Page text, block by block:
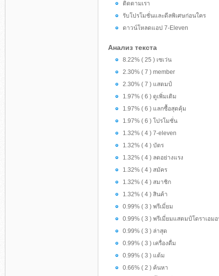
ติดตามเรา
รับโปรโมชั่นและดีลพิเศษก่อนใคร
ดาวน์โหลดแอป 7-Eleven
Анализ текста
8.22% ( 25 ) เซเว่น
2.30% ( 7 ) member
2.30% ( 7 ) แสตมป์
1.97% ( 6 ) ดูเพิ่มเติม
1.97% ( 6 ) แลกซื้อสุดคุ้ม
1.97% ( 6 ) โปรโมชั่น
1.32% ( 4 ) 7-eleven
1.32% ( 4 ) บัตร
1.32% ( 4 ) ลดอย่างแรง
1.32% ( 4 ) สมัคร
1.32% ( 4 ) สมาชิก
1.32% ( 4 ) สินค้า
0.99% ( 3 ) พรีเมี่ยม
0.99% ( 3 ) พรีเมี่ยมแสตมป์โดราเอม
0.99% ( 3 ) ล่าสุด
0.99% ( 3 ) เครื่องดื่ม
0.99% ( 3 ) แต้ม
0.66% ( 2 ) ค้นหา